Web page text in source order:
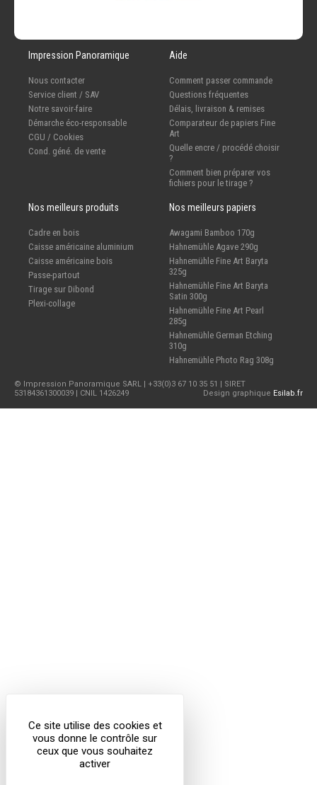
Impression Panoramique
Nous contacter
Service client / SAV
Notre savoir-faire
Démarche éco-responsable
CGU / Cookies
Cond. géné. de vente
Aide
Comment passer commande
Questions fréquentes
Délais, livraison & remises
Comparateur de papiers Fine
Art
Quelle encre / procédé choisir
?
Comment bien préparer vos
fichiers pour le tirage ?
Nos meilleurs produits
Cadre en bois
Caisse américaine aluminium
Caisse américaine bois
Passe-partout
Tirage sur Dibond
Plexi-collage
Nos meilleurs papiers
Awagami Bamboo 170g
Hahnemühle Agave 290g
Hahnemühle Fine Art Baryta
325g
Hahnemühle Fine Art Baryta
Satin 300g
Hahnemühle Fine Art Pearl
285g
Hahnemühle German Etching
310g
Hahnemühle Photo Rag 308g
© Impression Panoramique SARL | +33(0)3 67 10 35 51 | SIRET
53184361300039 | CNIL 1426249
Design graphique Esilab.fr
Ce site utilise des cookies et
vous donne le contrôle sur
ceux que vous souhaitez
activer